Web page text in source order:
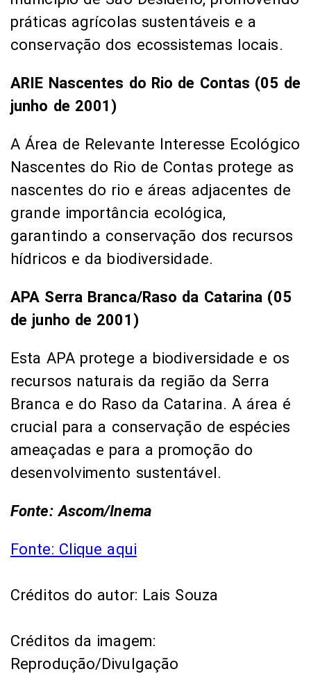
práticas agrícolas sustentáveis e a
conservação dos ecossistemas locais.
ARIE Nascentes do Rio de Contas (05 de
junho de 2001)
A Área de Relevante Interesse Ecológico
Nascentes do Rio de Contas protege as
nascentes do rio e áreas adjacentes de
grande importância ecológica,
garantindo a conservação dos recursos
hídricos e da biodiversidade.
APA Serra Branca/Raso da Catarina (05
de junho de 2001)
Esta APA protege a biodiversidade e os
recursos naturais da região da Serra
Branca e do Raso da Catarina. A área é
crucial para a conservação de espécies
ameaçadas e para a promoção do
desenvolvimento sustentável.
Fonte: Ascom/Inema
Fonte: Clique aqui
Créditos do autor: Lais Souza
Créditos da imagem:
Reprodução/Divulgação